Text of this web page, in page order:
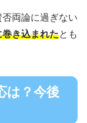
両論に過ぎない
き込まれたとも
は？今後